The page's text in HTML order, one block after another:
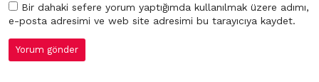
Bir dahaki sefere yorum yaptığımda kullanılmak üzere adımı,
e-posta adresimi ve web site adresimi bu tarayıcıya kaydet.